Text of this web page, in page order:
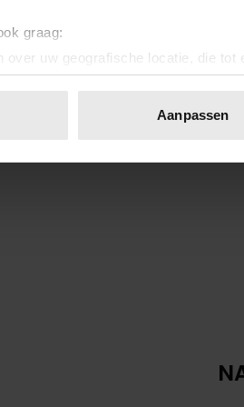
graag:
over uw geografische locatie, die tot
door het actief te scannen op
of intrekken in de
Aanpassen